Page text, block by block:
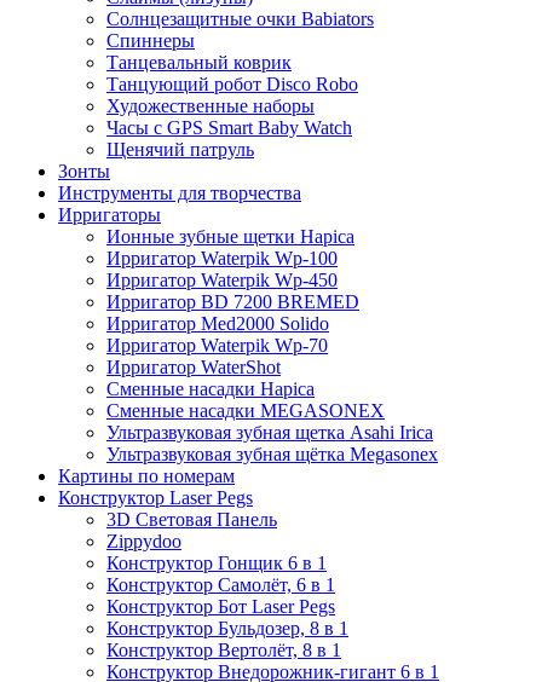
Солнцезащитные очки Babiators
Спиннеры
Танцевальный коврик
Танцующий робот Disco Robo
Художественные наборы
Часы с GPS Smart Baby Watch
Щенячий патруль
Зонты
Инструменты для творчества
Ирригаторы
Ионные зубные щетки Hapica
Ирригатор Waterpik Wp-100
Ирригатор Waterpik Wp-450
Ирригатор BD 7200 BREMED
Ирригатор Med2000 Solido
Ирригатор Waterpik Wp-70
Ирригатор WaterShot
Сменные насадки Hapica
Сменные насадки MEGASONEX
Ультразвуковая зубная щетка Asahi Irica
Ультразвуковая зубная щётка Megasonex
Картины по номерам
Конструктор Laser Pegs
3D Световая Панель
Zippydoo
Конструктор Гонщик 6 в 1
Конструктор Cамолёт, 6 в 1
Конструктор Бот Laser Pegs
Конструктор Бульдозер, 8 в 1
Конструктор Вертолёт, 8 в 1
Конструктор Внедорожник-гигант 6 в 1